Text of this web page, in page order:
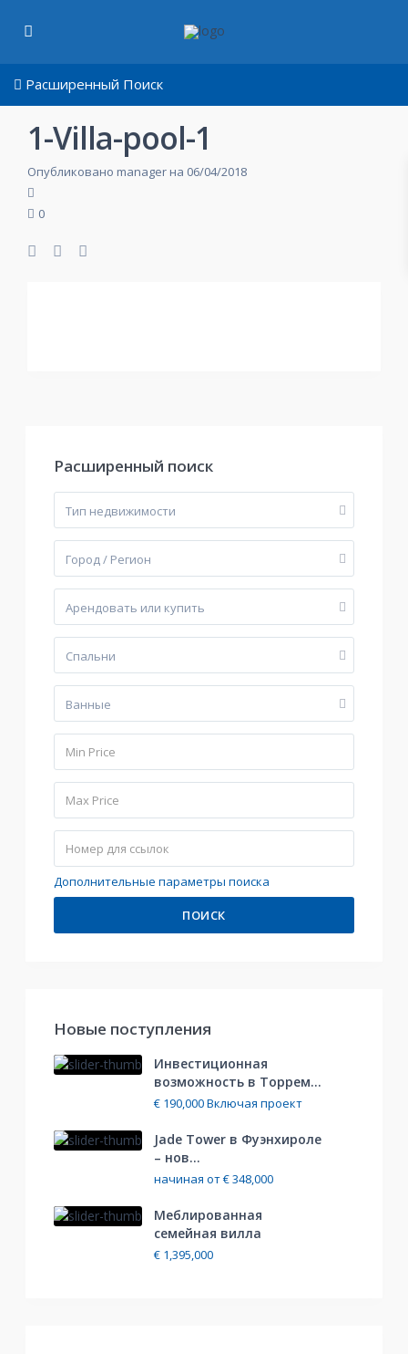
Расширенный Поиск
1-Villa-pool-1
Опубликовано manager на 06/04/2018
0
Расширенный поиск
Тип недвижимости
Город / Регион
Арендовать или купить
Cпальни
Bанные
Дополнительные параметры поиска
ПОИСК
Hовые поступления
Инвестиционная
возможность в Торрем...
€ 190,000Включая проект
Jade Tower в Фуэнхироле
– нов...
начиная от€ 348,000
Меблированная
cемейная вилла
€ 1,395,000